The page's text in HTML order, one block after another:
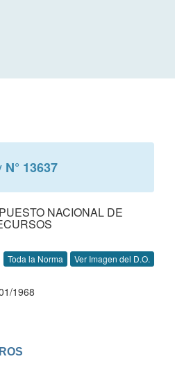
N° 13637
NACIONAL DE
Toda la Norma Ver Imagen del D.O.
1968